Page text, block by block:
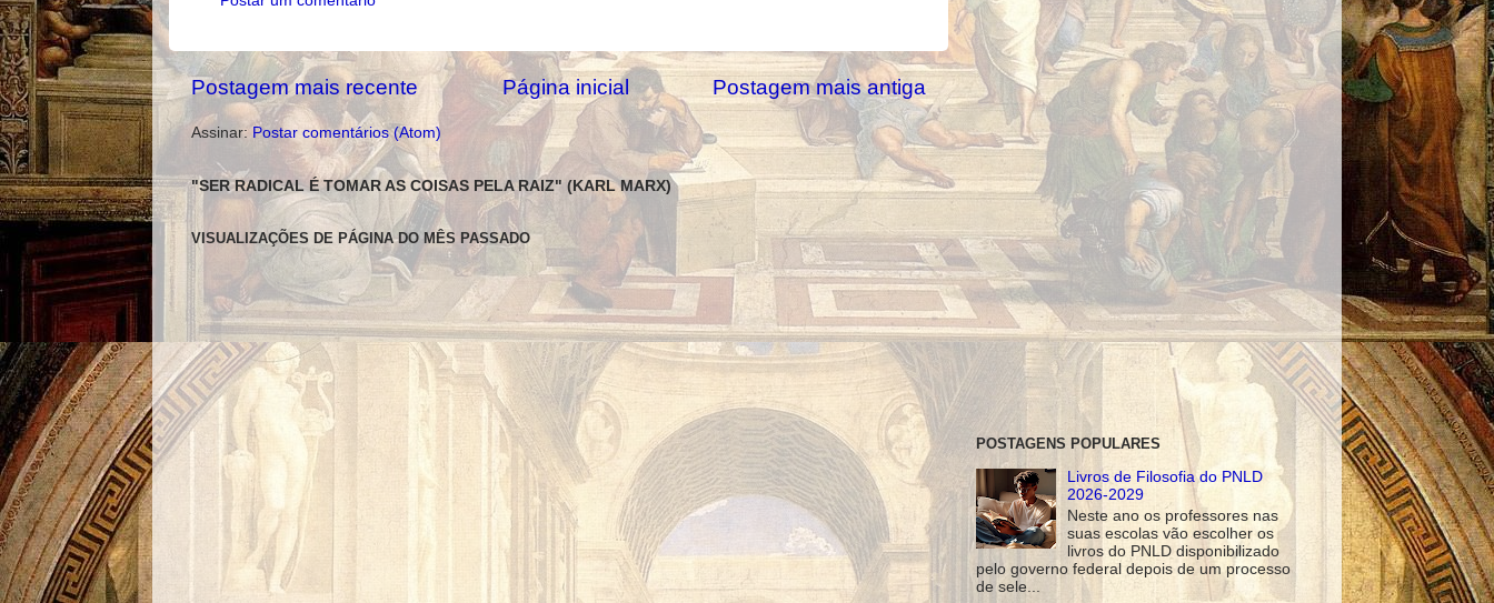
Postagem mais recente Postagem mais antiga
Página inicial
Assinar: Postar comentários (Atom)
"SER RADICAL É TOMAR AS COISAS PELA RAIZ" (KARL MARX)
VISUALIZAÇÕES DE PÁGINA DO MÊS PASSADO
POSTAGENS POPULARES
Livros de Filosofia do PNLD
2026-2029
Neste ano os professores nas
suas escolas vão escolher os
livros do PNLD disponibilizado
pelo governo federal depois de um processo
de sele...